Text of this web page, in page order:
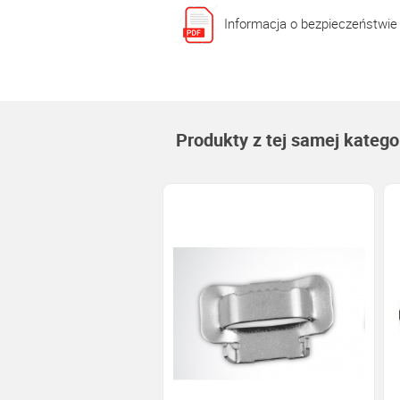
Informacja o bezpieczeństwie
Produkty z tej samej